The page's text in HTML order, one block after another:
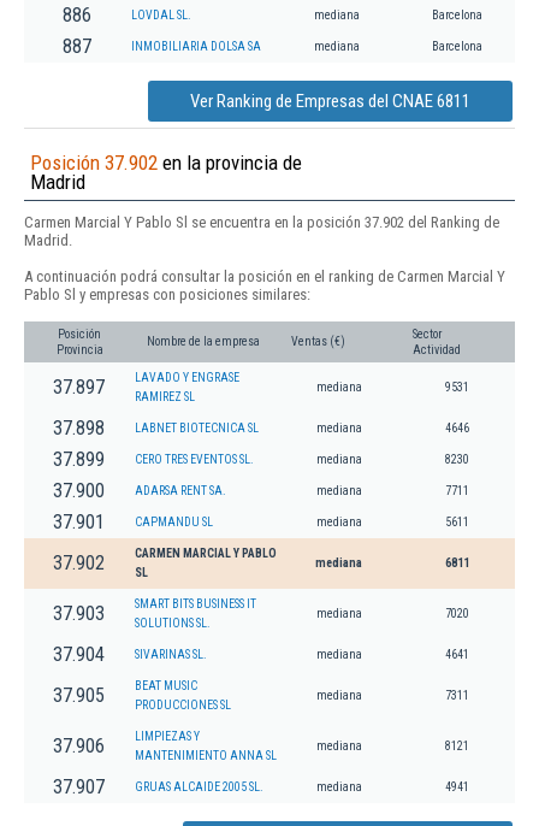
886 LOVDAL SL. mediana Barcelona
887 INMOBILIARIA DOLSA SA mediana Barcelona
Ver Ranking de Empresas del CNAE 6811
Posición 37.902 en la provincia de
Madrid
Carmen Marcial Y Pablo Sl se encuentra en la posición 37.902 del Ranking de
Madrid.
A continuación podrá consultar la posición en el ranking de Carmen Marcial Y
Pablo Sl y empresas con posiciones similares:
Posición
Provincia
Nombre de la empresa Ventas (€)
Sector
Actividad
37.897
LAVADO Y ENGRASE
RAMIREZ SL
mediana 9531
37.898 LABNET BIOTECNICA SL mediana 4646
37.899 CERO TRES EVENTOS SL. mediana 8230
37.900 ADARSA RENT SA. mediana 7711
37.901 CAPMANDU SL mediana 5611
37.902
CARMEN MARCIAL Y PABLO
SL
mediana 6811
37.903
SMART BITS BUSINESS IT
SOLUTIONS SL.
mediana 7020
37.904 SIVARINAS SL. mediana 4641
37.905
BEAT MUSIC
PRODUCCIONES SL
mediana 7311
37.906
LIMPIEZAS Y
MANTENIMIENTO ANNA SL
mediana 8121
37.907 GRUAS ALCAIDE 2005 SL. mediana 4941